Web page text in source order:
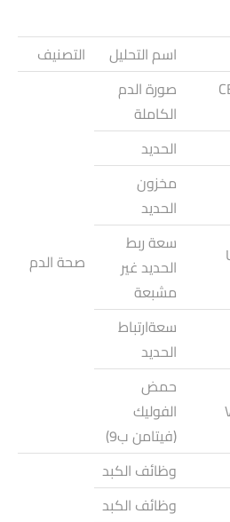
اسم التحليل
التصنيف
صورة الدم
الكاملة
صحة الدم
الحديد
مخزون
الحديد
سعة ربط
الحديد غير
مشبعة
سعةارتباط
الحديد
حمض
الفوليك
(فيتامن ب9)
وظائف الكبد
وظائف الكبد